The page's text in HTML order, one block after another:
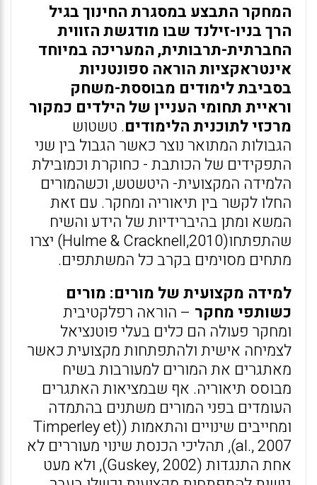
המחקר התבצע במסגרת החינוך בגיל
הרך בניו-זילנד שבו מודגשת הזווית
החברתית-תרבותית, המעריכה במיוחד
אינטראקציות הוראה ספונטניות
בסביבת לימודים מבוססת-משחק
וראיית תחומי העניין של הילדים כמקור
מרכזי לתוכנית הלימודים. טשטוש
הגבולות המתואר נוצר כאשר הגבול בין שני
התפקידים של הכותבת - כחוקרת וכמובילת
הלמידה המקצועית- היטשטש, וכשהמורים
החלו לקשר בין תיאוריה ומחקר. עם זאת
המשא ומתן בהיברידיות של הידע והשיח
שהתפתחו(Hulme & Cracknell,2010) יצרו
מתחים מסוימים בקרב כל המשתתפים.
למידה מקצועית של מורים: מורים
כשותפי מחקר – הוראה רפלקטיבית
ומחקר פעולה הם כלים בעלי פוטנציאל
לצמיחה אישית ולהתפתחות מקצועית כאשר
מאתגרים את המורים למעורבות בשיח
מבוסס תיאוריה. אף שבמציאות האתגרים
העומדים בפני המורים משתנים בהתמדה
ומחייבים שינויים והתאמות ((Timperley et
al., 2007), תהליכי הכנסת שינוי מעוררים לא
אחת התנגדות (Guskey, 2002), ולא מעט